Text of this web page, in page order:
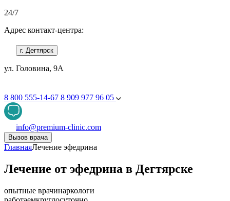
24/7
Адрес контакт-центра:
г. Дегтярск
ул. Головина, 9А
8 800 555-14-67 8 909 977 96 05
info@premium-clinic.com
Вызов врача
ГлавнаяЛечение эфедрина
Лечение от эфедрина в Дегтярске
опытные врачинаркологи